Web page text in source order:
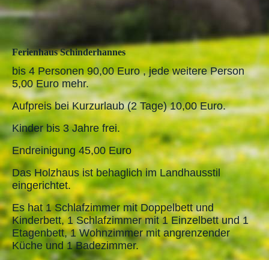
Ferienhaus Schinderhannes
bis 4 Personen 90,00 Euro , jede weitere Person
5,00 Euro mehr.
Aufpreis bei Kurzurlaub (2 Tage) 10,00 Euro.
Kinder bis 3 Jahre frei.
Endreinigung 45,00 Euro
Das Holzhaus ist behaglich im Landhausstil
eingerichtet.
Es hat 1 Schlafzimmer mit Doppelbett und
Kinderbett, 1 Schlafzimmer mit 1 Einzelbett und 1
Etagenbett, 1 Wohnzimmer mit angrenzender
Küche und 1 Badezimmer.